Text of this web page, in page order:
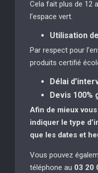
Cela fait plus de 12
l’espace vert.
Utilisation
Par respect pour
produits certifié
Délai
Devis 100%
Afin de mieux
indiquer le type
que les dates et
Vous pouvez
téléphone au 03 20